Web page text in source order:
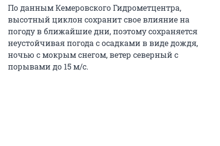
По данным Кемеровского Гидрометцентра,
высотный циклон сохранит свое влияние на
погоду в ближайшие дни, поэтому сохраняется
неустойчивая погода с осадками в виде дождя,
ночью с мокрым снегом, ветер северный с
порывами до 15 м/с.